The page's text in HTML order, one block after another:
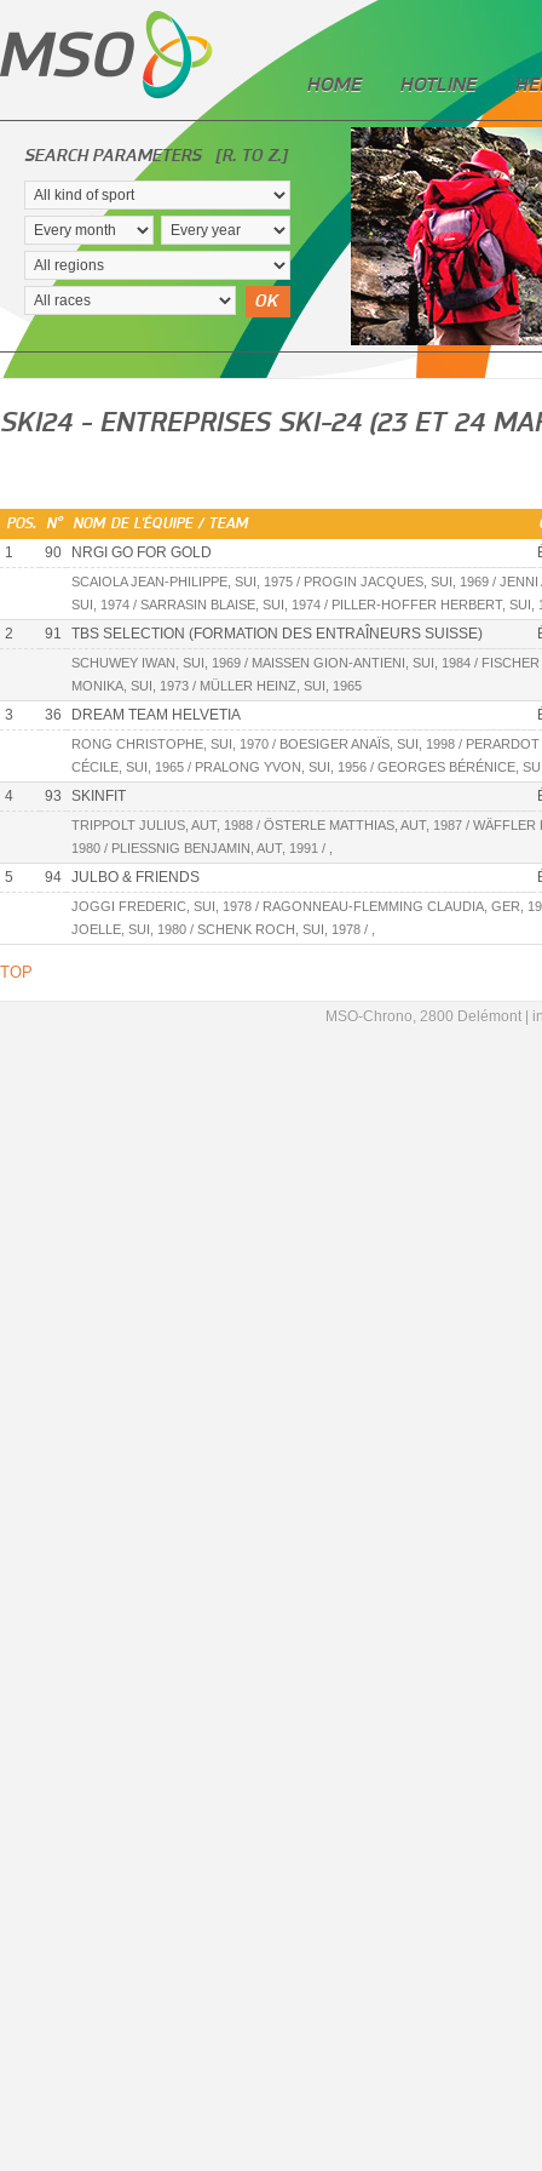
HOME HOTLINE
SEARCH PARAMETERS [R. TO Z.]
OK
SKI24 - ENTREPRISES SKI-24 (23 ET 24
POS. N° NOM DE L'ÉQUIPE / TEAM
1 90 NRGI GO FOR GOLD
SCAIOLA JEAN-PHILIPPE, SUI, 1975 / PROGIN JACQUES, SUI, 1969 /
SUI, 1974 / SARRASIN BLAISE, SUI, 1974 / PILLER-HOFFER HERBERT,
2 91 TBS SELECTION (FORMATION DES ENTRAÎNEURS SUISSE)
SCHUWEY IWAN, SUI, 1969 / MAISSEN GION-ANTIENI, SUI, 1984 /
MONIKA, SUI, 1973 / MÜLLER HEINZ, SUI, 1965
3 36 DREAM TEAM HELVETIA
RONG CHRISTOPHE, SUI, 1970 / BOESIGER ANAÏS, SUI, 1998 /
CÉCILE, SUI, 1965 / PRALONG YVON, SUI, 1956 / GEORGES BÉRÉNICE,
4 93 SKINFIT
TRIPPOLT JULIUS, AUT, 1988 / ÖSTERLE MATTHIAS, AUT, 1987 /
1980 / PLIESSNIG BENJAMIN, AUT, 1991 / ,
5 94 JULBO & FRIENDS
JOGGI FREDERIC, SUI, 1978 / RAGONNEAU-FLEMMING CLAUDIA, GER,
JOELLE, SUI, 1980 / SCHENK ROCH, SUI, 1978 / ,
TOP
MSO-Chrono, 2800 Delémont |